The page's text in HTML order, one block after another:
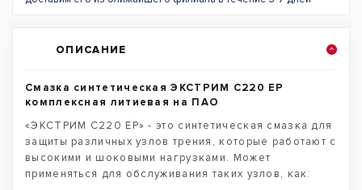
ОПИСАНИЕ
Смазка синтетическая ЭКСТРИМ С220 EP
комплексная литиевая на ПАО
«ЭКСТРИМ С220 EP» - это синтетическая смазка для
защиты различных узлов трения, которые работают с
высокими и шоковыми нагрузками. Может
применяться для обслуживания таких узлов, как: